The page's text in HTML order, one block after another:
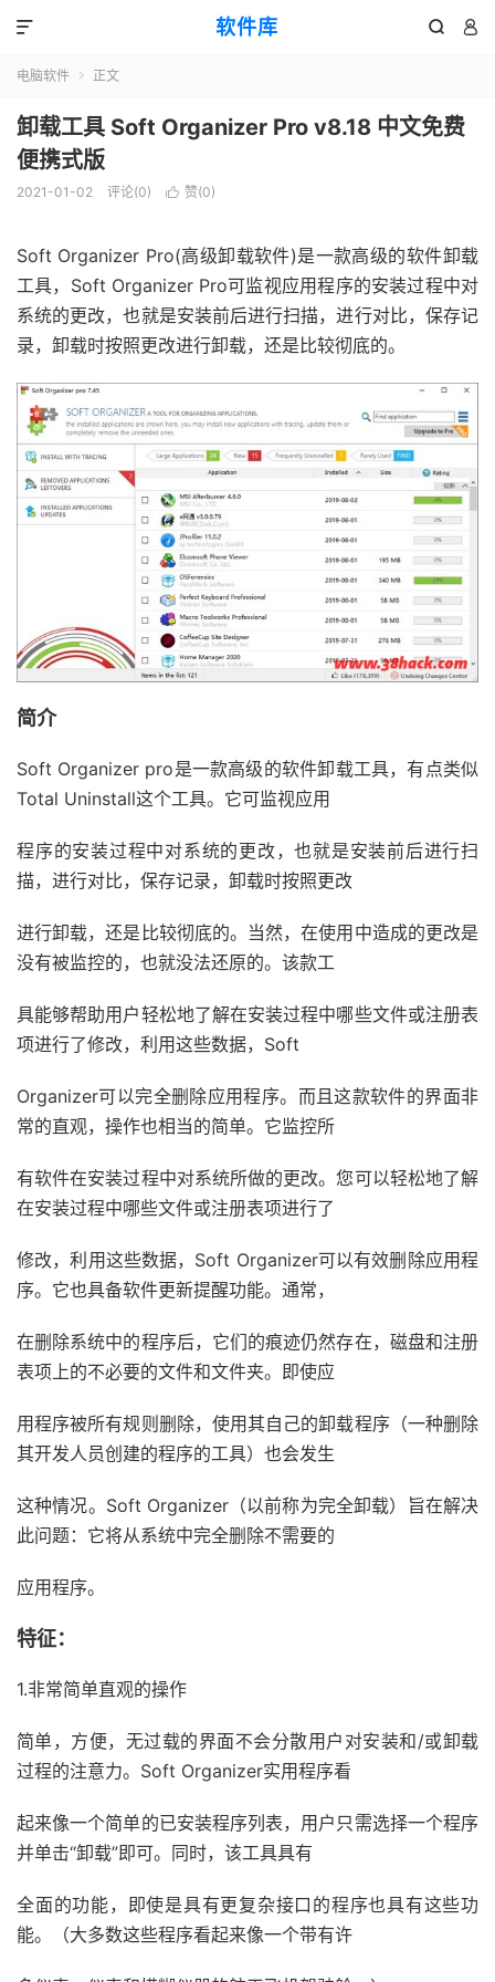
软件库  

电脑软件  正文
卸载工具 Soft Organizer Pro v8.18 中文免费
便携式版
2021-01-02 评论(0)  赞(0)
Soft Organizer Pro(高级卸载软件)是一款高级的软件卸载
工具，Soft Organizer Pro可监视应用程序的安装过程中对
系统的更改，也就是安装前后进行扫描，进行对比，保存记
录，卸载时按照更改进行卸载，还是比较彻底的。
简介
Soft Organizer pro是一款高级的软件卸载工具，有点类似
Total Uninstall这个工具。它可监视应用
程序的安装过程中对系统的更改，也就是安装前后进行扫
描，进行对比，保存记录，卸载时按照更改
进行卸载，还是比较彻底的。当然，在使用中造成的更改是
没有被监控的，也就没法还原的。该款工
具能够帮助用户轻松地了解在安装过程中哪些文件或注册表
项进行了修改，利用这些数据，Soft
Organizer可以完全删除应用程序。而且这款软件的界面非
常的直观，操作也相当的简单。它监控所
有软件在安装过程中对系统所做的更改。您可以轻松地了解
在安装过程中哪些文件或注册表项进行了
修改，利用这些数据，Soft Organizer可以有效删除应用程
序。它也具备软件更新提醒功能。通常，
在删除系统中的程序后，它们的痕迹仍然存在，磁盘和注册
表项上的不必要的文件和文件夹。即使应
用程序被所有规则删除，使用其自己的卸载程序（一种删除
其开发人员创建的程序的工具）也会发生
这种情况。Soft Organizer（以前称为完全卸载）旨在解决
此问题：它将从系统中完全删除不需要的
应用程序。
特征：
1.非常简单直观的操作
简单，方便，无过载的界面不会分散用户对安装和/或卸载
过程的注意力。Soft Organizer实用程序看
起来像一个简单的已安装程序列表，用户只需选择一个程序
并单击“卸载”即可。同时，该工具具有
全面的功能，即使是具有更复杂接口的程序也具有这些功
能。（大多数这些程序看起来像一个带有许